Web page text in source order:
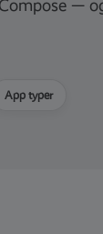
—
App typer